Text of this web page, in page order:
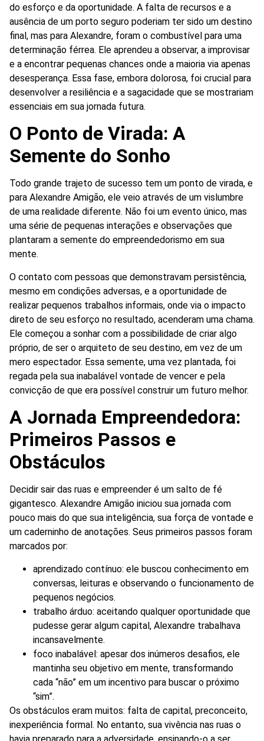
do esforço e da oportunidade. A falta de recursos e a
ausência de um porto seguro poderiam ter sido um destino
final, mas para Alexandre, foram o combustível para uma
determinação férrea. Ele aprendeu a observar, a improvisar
e a encontrar pequenas chances onde a maioria via apenas
desesperança. Essa fase, embora dolorosa, foi crucial para
desenvolver a resiliência e a sagacidade que se mostrariam
essenciais em sua jornada futura.
O Ponto de Virada: A
Semente do Sonho
Todo grande trajeto de sucesso tem um ponto de virada, e
para Alexandre Amigão, ele veio através de um vislumbre
de uma realidade diferente. Não foi um evento único, mas
uma série de pequenas interações e observações que
plantaram a semente do empreendedorismo em sua
mente.
O contato com pessoas que demonstravam persistência,
mesmo em condições adversas, e a oportunidade de
realizar pequenos trabalhos informais, onde via o impacto
direto de seu esforço no resultado, acenderam uma chama.
Ele começou a sonhar com a possibilidade de criar algo
próprio, de ser o arquiteto de seu destino, em vez de um
mero espectador. Essa semente, uma vez plantada, foi
regada pela sua inabalável vontade de vencer e pela
convicção de que era possível construir um futuro melhor.
A Jornada Empreendedora:
Primeiros Passos e
Obstáculos
Decidir sair das ruas e empreender é um salto de fé
gigantesco. Alexandre Amigão iniciou sua jornada com
pouco mais do que sua inteligência, sua força de vontade e
um caderninho de anotações. Seus primeiros passos foram
marcados por:
aprendizado contínuo: ele buscou conhecimento em
conversas, leituras e observando o funcionamento de
pequenos negócios.
trabalho árduo: aceitando qualquer oportunidade que
pudesse gerar algum capital, Alexandre trabalhava
incansavelmente.
foco inabalável: apesar dos inúmeros desafios, ele
mantinha seu objetivo em mente, transformando
cada “não” em um incentivo para buscar o próximo
“sim”.
Os obstáculos eram muitos: falta de capital, preconceito,
inexperiência formal. No entanto, sua vivência nas ruas o
havia preparado para a adversidade, ensinando-o a ser